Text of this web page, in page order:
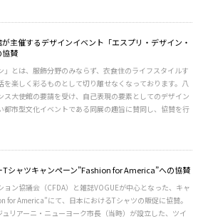
主催するデザインイベント「エスプリ・デザイン・
協賛
」とは、服飾分野のみならず、衣食住のライフスタイルす
を楽しく彩るものとして切り離せなくなっております。八
ス大使館の要請を受け、自己表現の要素としてのデザイン
都市型文化イベントである同展の趣旨に賛同し、協賛を行
Tシャツキャンペーン”Fashion for America”への協賛
ョン協議会（CFDA）と雑誌VOGUEが中心となった、キャ
for America”にて、日本におけるTシャツの販促に協賛。
リアーニ・ニューヨーク市長（当時）が設立した、ツイ